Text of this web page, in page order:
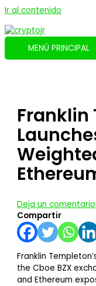
Ir al contenido
MENÚ PRINCIPAL
Franklin
Deja un comentario
Compartir
Franklin
the Cboe BZX
and Ethereum